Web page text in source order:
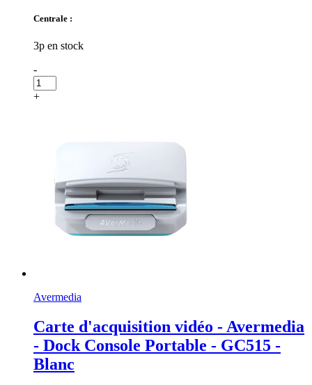
Centrale :
3p en stock
-
+
Avermedia
Carte d'acquisition vidéo - Avermedia
- Dock Console Portable - GC515 -
Blanc